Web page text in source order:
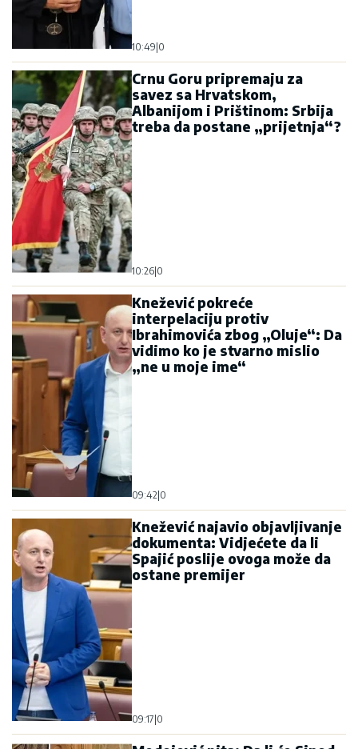
10:49 0
Crnu Goru pripremaju za
savez sa Hrvatskom,
Albanijom i Prištinom: Srbija
treba da postane „prijetnja“?
10:26 0
Knežević pokreće
interpelaciju protiv
Ibrahimovića zbog „Oluje“: Da
vidimo ko je stvarno mislio
„ne u moje ime“
09:42 0
Knežević najavio objavljivanje
dokumenta: Vidjećete da li
Spajić poslije ovoga može da
ostane premijer
09:17 0